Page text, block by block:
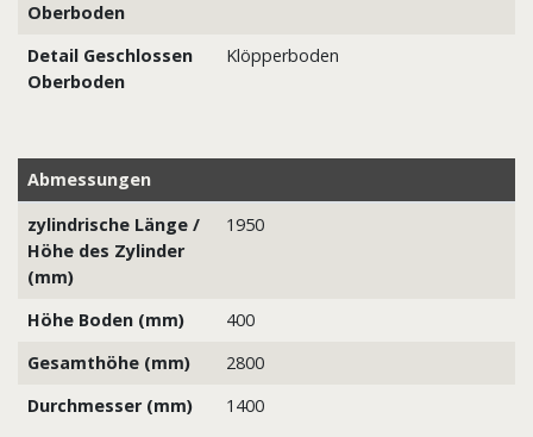
Oberboden
Detail Geschlossen
Oberboden
Klöpperboden
Abmessungen
zylindrische Länge /
Höhe des Zylinder
(mm)
1950
Höhe Boden (mm)
400
Gesamthöhe (mm)
2800
Durchmesser (mm)
1400